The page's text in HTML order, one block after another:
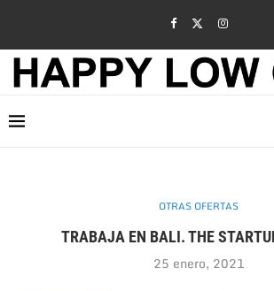
OTRAS OFERTAS
TRABAJA EN BALI. THE
25 enero, 2021